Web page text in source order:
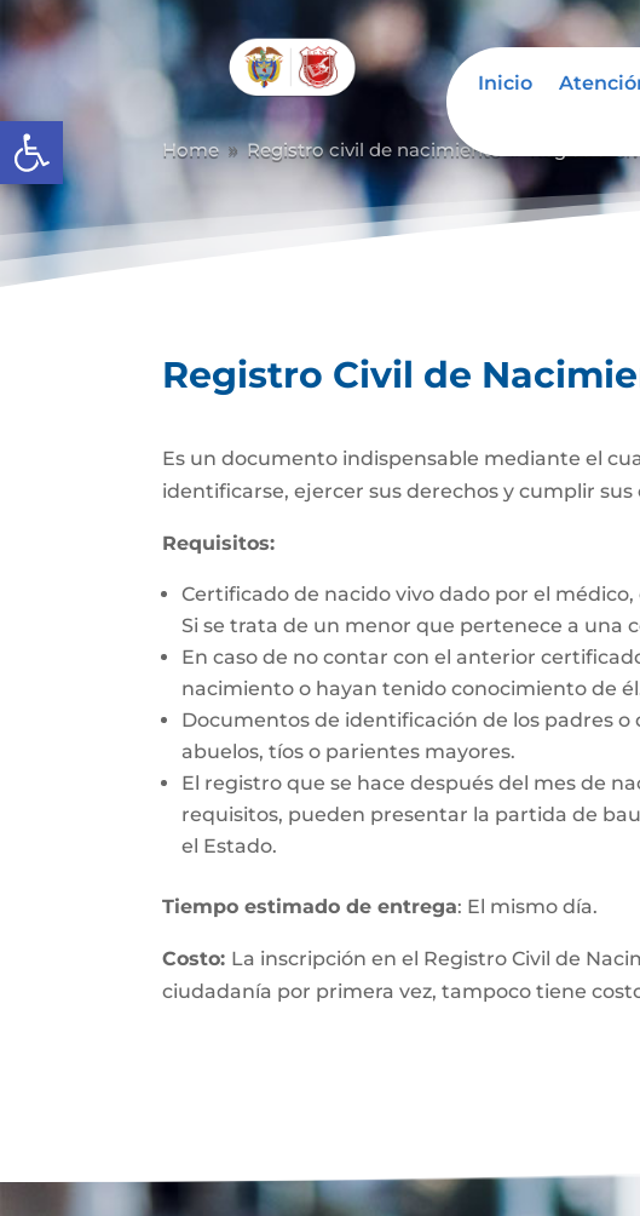
Abrir barra de herramientas
Inicio
Home 9 Registro civil de nacimiento
Registro Civil de
Es un documento indispensable mediante el
identificarse, ejercer sus derechos y cumplir sus
Requisitos:
Certificado de nacido vivo dado por el
Si se trata de un menor que pertenece a una
En caso de no contar con el anterior
nacimiento o hayan tenido conocimiento de
Documentos de identificación de los padres
abuelos, tíos o parientes mayores.
El registro que se hace después del mes de
requisitos, pueden presentar la partida de
el Estado.
Tiempo estimado de entrega: El mismo día.
Costo: La inscripción en el Registro Civil de
ciudadanía por primera vez, tampoco tiene